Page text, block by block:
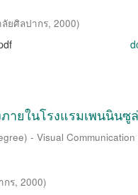
ยศิลปากร, 2000)
ยในโรงแรมเพนนินซู
- Visual
กร, 2000)